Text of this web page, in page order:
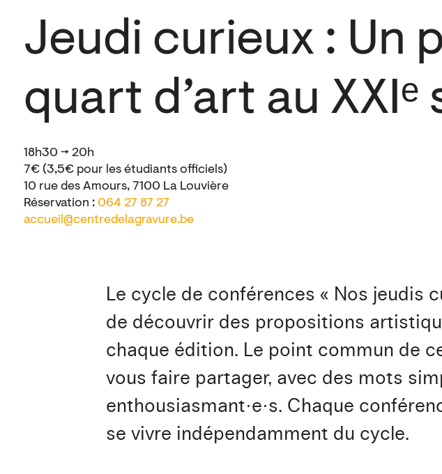
Jeudi curieux : Un
quart d’art au XXIᵉ
18h30 → 20h
7€ (3,5€ pour les étudiants officiels)
10 rue des Amours, 7100 La Louvière
Réservation : 064 27 87 27
accueil@centredelagravure.be
Le cycle de conférences « Nos jeudis
de découvrir des propositions
chaque édition. Le point commun de
vous faire partager, avec des mots
enthousiasmant·e·s. Chaque
se vivre indépendamment du cycle.